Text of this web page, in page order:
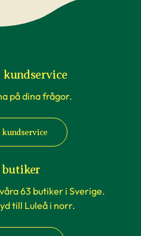
på dina frågor.
kundservice
butiker
63 butiker i Sverige.
till Luleå i norr.